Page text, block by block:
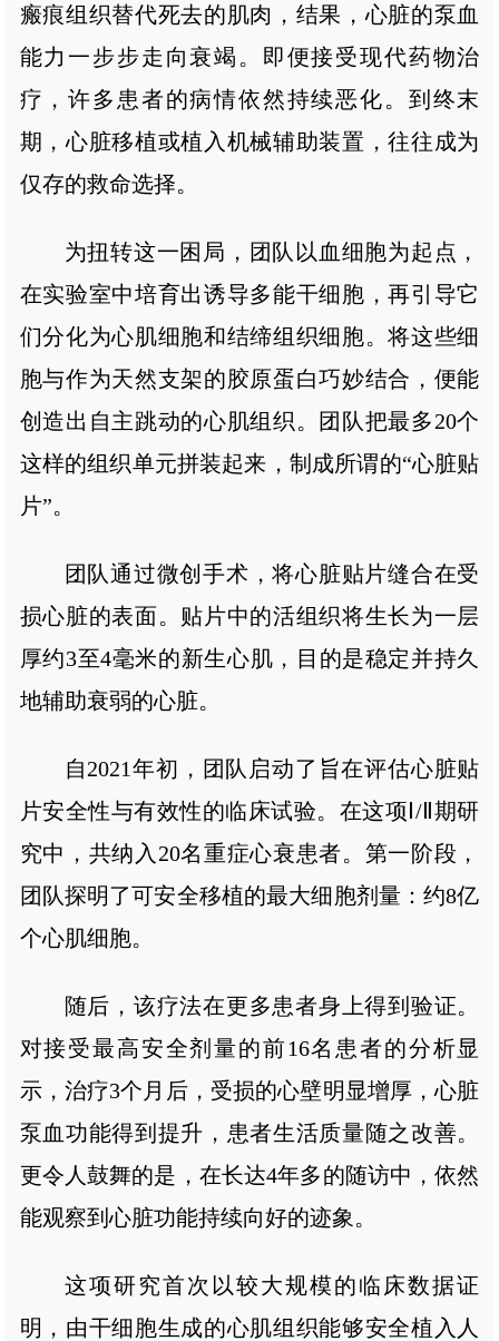
瘢痕组织替代死去的肌肉，结果，心脏的泵血
能力一步步走向衰竭。即便接受现代药物治
疗，许多患者的病情依然持续恶化。到终末
期，心脏移植或植入机械辅助装置，往往成为
仅存的救命选择。
为扭转这一困局，团队以血细胞为起点，
在实验室中培育出诱导多能干细胞，再引导它
们分化为心肌细胞和结缔组织细胞。将这些细
胞与作为天然支架的胶原蛋白巧妙结合，便能
创造出自主跳动的心肌组织。团队把最多20个
这样的组织单元拼装起来，制成所谓的“心脏贴
片”。
团队通过微创手术，将心脏贴片缝合在受
损心脏的表面。贴片中的活组织将生长为一层
厚约3至4毫米的新生心肌，目的是稳定并持久
地辅助衰弱的心脏。
自2021年初，团队启动了旨在评估心脏贴
片安全性与有效性的临床试验。在这项Ⅰ/Ⅱ期研
究中，共纳入20名重症心衰患者。第一阶段，
团队探明了可安全移植的最大细胞剂量：约8亿
个心肌细胞。
随后，该疗法在更多患者身上得到验证。
对接受最高安全剂量的前16名患者的分析显
示，治疗3个月后，受损的心壁明显增厚，心脏
泵血功能得到提升，患者生活质量随之改善。
更令人鼓舞的是，在长达4年多的随访中，依然
能观察到心脏功能持续向好的迹象。
这项研究首次以较大规模的临床数据证
明，由干细胞生成的心肌组织能够安全植入人